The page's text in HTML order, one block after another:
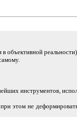
инструментов,
этом не